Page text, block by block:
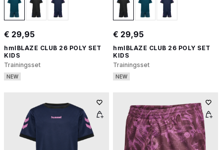
€ 29,95
hmlBLAZE CLUB 26 POLY SET
KIDS
Trainingsset
NEW
€ 29,95
hmlBLAZE CLUB 26 POLY SET
KIDS
Trainingsset
NEW